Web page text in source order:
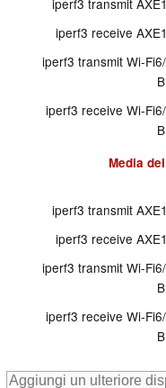
iperf3 receive
iperf3 transmit Wi-
iperf3 receive Wi-
Media
iperf3 transmit
iperf3 receive
iperf3 transmit Wi-
iperf3 receive Wi-